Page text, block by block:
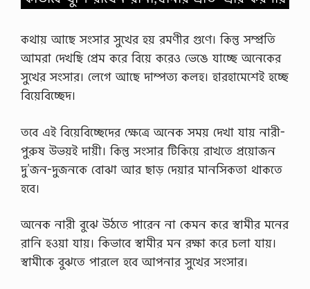
কথায় আছে সংসার সুখের হয় রমণীর গুণে। কিন্তু সম্প্রতি
আমরা দেখছি প্রেম করে বিয়ে করেও ভেঙে যাচ্ছে অনেকের
সুখের সংসার। লেগে আছে দাম্পত্য কলহ। হারহামেশেই হচ্ছে
বিয়েবিচ্ছেদ।
তবে এই বিয়েবিচ্ছেদের ক্ষেত্রে অনেক সময় দেখা যায় নারী-
পুরুষ উভয়ই দায়ী। কিন্তু সংসার টিকিয়ে রাখতে প্রয়োজন
দু’জন-দুজনকে বোঝা আর ছাড় দেয়ার মানসিকতা থাকতে
হবে।
অনেক নারী বুঝে উঠতে পারেন না কেমন করে স্বামীর মনের
রানি হওয়া যায়। কিভাবে স্বামীর মন রক্ষা করে চলা যায়।
স্বামীকে বুঝতে পারলে হবে আপনার সুখের সংসার।